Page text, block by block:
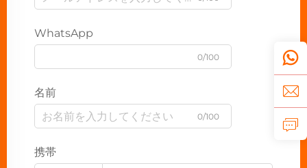
WhatsApp
0/100
名前
0/100
携帯